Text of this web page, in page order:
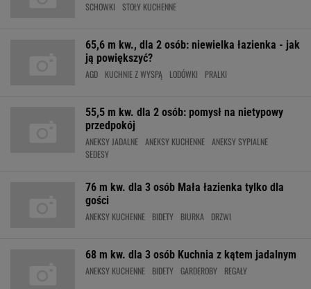
SCHOWKI STOŁY KUCHENNE
65,6 m kw., dla 2 osób: niewielka łazienka - jak
ją powiększyć?
AGD KUCHNIE Z WYSPĄ LODÓWKI PRALKI
55,5 m kw. dla 2 osób: pomysł na nietypowy
przedpokój
ANEKSY JADALNE ANEKSY KUCHENNE ANEKSY SYPIALNE
SEDESY
76 m kw. dla 3 osób Mała łazienka tylko dla
gości
ANEKSY KUCHENNE BIDETY BIURKA DRZWI
68 m kw. dla 3 osób Kuchnia z kątem jadalnym
ANEKSY KUCHENNE BIDETY GARDEROBY REGAŁY